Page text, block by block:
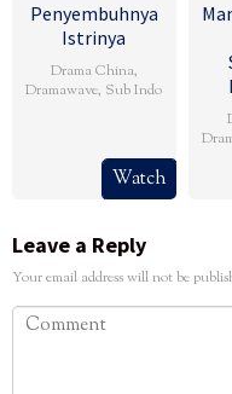
Penyembuhnya
Istrinya
Drama China,
Dramawave, Sub Indo
Watch
Leave a Reply
Your email address will not be